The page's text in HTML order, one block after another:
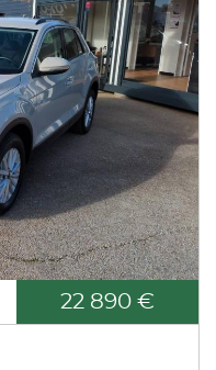
22 890 €